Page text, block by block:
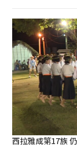
西拉雅成第17族